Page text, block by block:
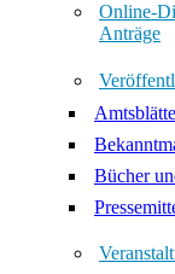
Online-
Anträge
Bücher